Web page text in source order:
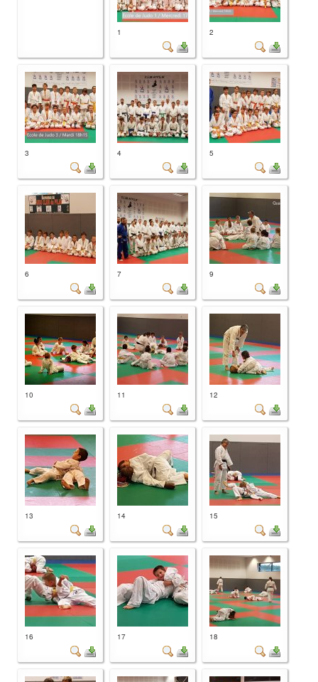
1 2
3 4 5
6 7 9
10 11 12
13 14 15
16 17 18